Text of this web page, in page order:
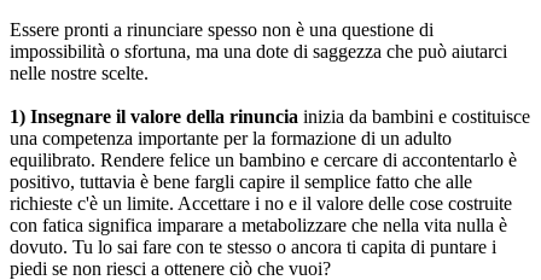
Essere pronti a rinunciare spesso non è una questione di
impossibilità o sfortuna, ma una dote di saggezza che può aiutarci
nelle nostre scelte.
1) Insegnare il valore della rinuncia inizia da bambini e costituisce
una competenza importante per la formazione di un adulto
equilibrato. Rendere felice un bambino e cercare di accontentarlo è
positivo, tuttavia è bene fargli capire il semplice fatto che alle
richieste c'è un limite. Accettare i no e il valore delle cose costruite
con fatica significa imparare a metabolizzare che nella vita nulla è
dovuto. Tu lo sai fare con te stesso o ancora ti capita di puntare i
piedi se non riesci a ottenere ciò che vuoi?